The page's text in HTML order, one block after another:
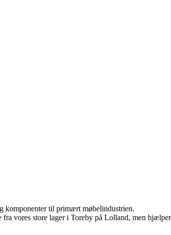
komponenter til primært møbelindustrien.
fra vores store lager i Toreby på Lolland, men